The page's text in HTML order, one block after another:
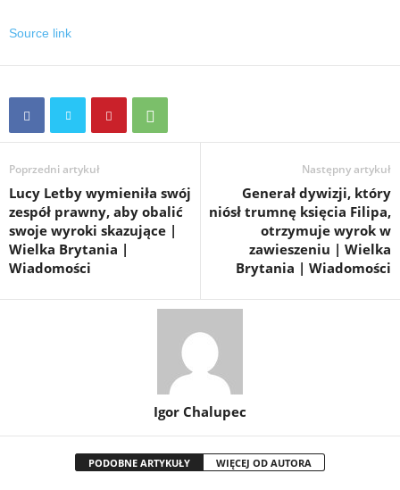
Source link
Poprzedni artykuł
Lucy Letby wymieniła swój
zespół prawny, aby obalić
swoje wyroki skazujące |
Wielka Brytania |
Wiadomości
Następny artykuł
Generał dywizji, który
niósł trumnę księcia Filipa,
otrzymuje wyrok w
zawieszeniu | Wielka
Brytania | Wiadomości
Igor Chalupec
PODOBNE ARTYKUŁY WIĘCEJ OD AUTORA